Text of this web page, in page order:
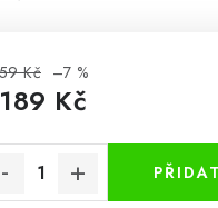
Kč –7 %
Kč